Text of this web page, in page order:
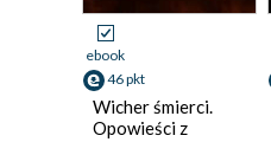
ebook
46 pkt
Wicher śmierci.
Opowieści z